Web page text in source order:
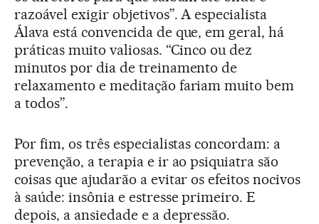
razoável exigir objetivos”. A especialista
Álava está convencida de que, em geral, há
práticas muito valiosas. “Cinco ou dez
minutos por dia de treinamento de
relaxamento e meditação fariam muito bem
a todos”.
Por fim, os três especialistas concordam: a
prevenção, a terapia e ir ao psiquiatra são
coisas que ajudarão a evitar os efeitos nocivos
à saúde: insônia e estresse primeiro. E
depois, a ansiedade e a depressão.